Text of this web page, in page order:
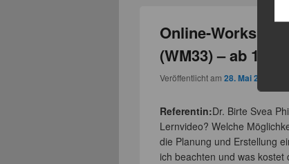
Online-
(WM33) – ab
Veröffentlicht am28. Mai 2024
Referentin:Dr. Birte Svea
Lernvideo? Welche
die Planung und Erstellung
ich beachten und was